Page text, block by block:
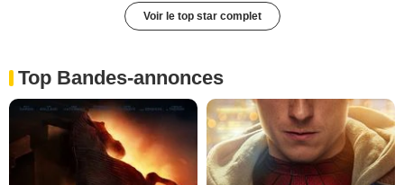
Voir le top star complet
Top Bandes-annonces